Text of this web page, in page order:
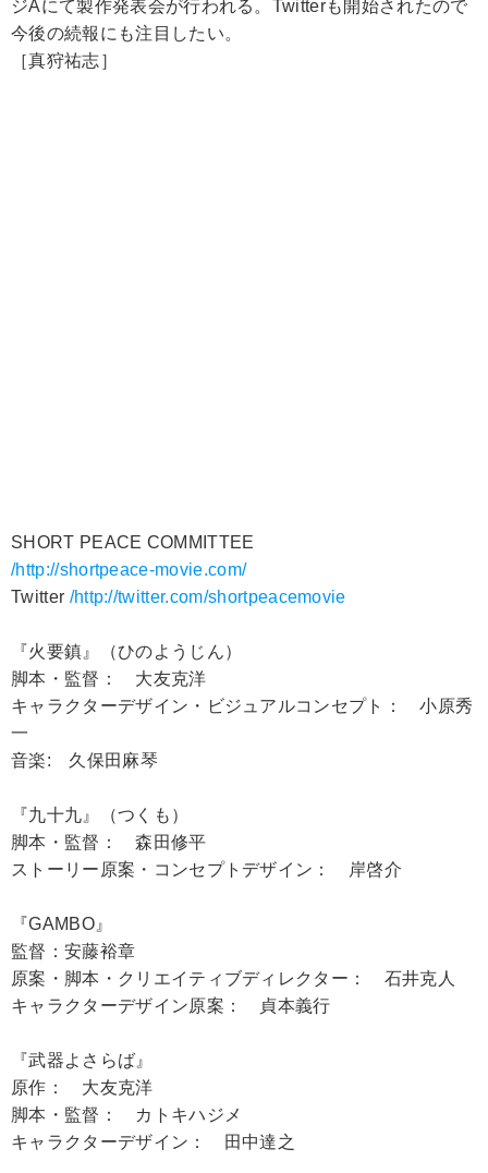
ジAにて製作発表会が行われる。Twitterも開始されたので
今後の続報にも注目したい。
［真狩祐志］
SHORT PEACE COMMITTEE
/http://shortpeace-movie.com/
Twitter /http://twitter.com/shortpeacemovie
『火要鎮』（ひのようじん）
脚本・監督： 大友克洋
キャラクターデザイン・ビジュアルコンセプト： 小原秀
一
音楽: 久保田麻琴
『九十九』（つくも）
脚本・監督： 森田修平
ストーリー原案・コンセプトデザイン： 岸啓介
『GAMBO』
監督：安藤裕章
原案・脚本・クリエイティブディレクター： 石井克人
キャラクターデザイン原案： 貞本義行
『武器よさらば』
原作： 大友克洋
脚本・監督： カトキハジメ
キャラクターデザイン： 田中達之